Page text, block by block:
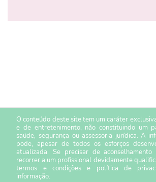
O conteúdo deste site tem um caráter
e de entretenimento, não constituindo um
saúde, segurança ou assessoria jurídica. A
pode, apesar de todos os esforços
atualizada. Se precisar de aconselhamento
recorrer a um profissional devidamente
termos e condiçõese política de
informação.